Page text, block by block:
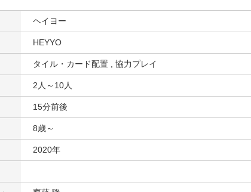
ヘイヨー
HEYYO
タイル・カード配置 , 協力プレイ
2人～10人
15分前後
8歳～
2020年